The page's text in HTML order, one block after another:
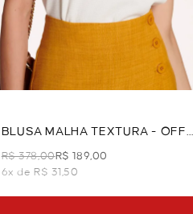
BLUSA MALHA TEXTURA - OFF
WHITE
R$ 378,00R$ 189,00
6x de R$ 31,50